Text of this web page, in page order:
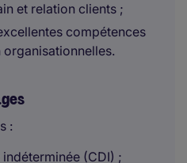
et relation clients ;
compétences
:
(CDI) ;